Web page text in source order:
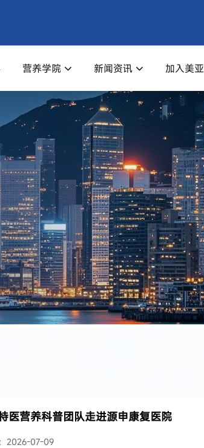
营养学院 新闻资讯 加入美亚
医营养科普团队走进源申康复医院
2026-07-09